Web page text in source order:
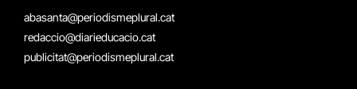
abasanta@periodismeplural.cat
redaccio@diarieducacio.cat
publicitat@periodismeplural.cat